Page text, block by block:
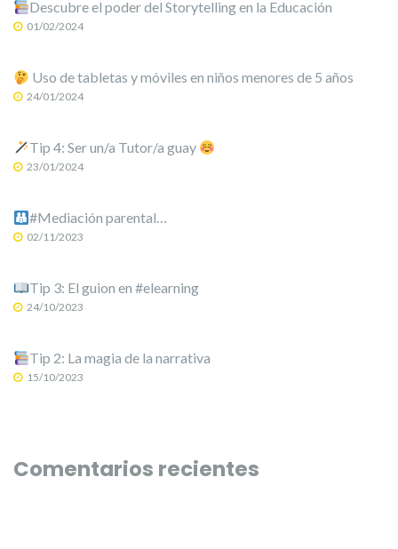
Descubre el poder del Storytelling en la Educación
01/02/2024
Uso de tabletas y móviles en niños menores de 5 años
24/01/2024
Tip 4: Ser un/a Tutor/a guay
23/01/2024
#Mediación parental…
02/11/2023
Tip 3: El guion en #elearning
24/10/2023
Tip 2: La magia de la narrativa
15/10/2023
Comentarios recientes